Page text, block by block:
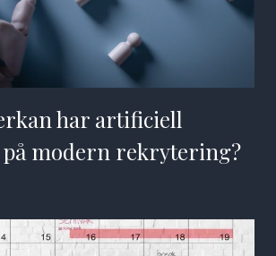
har artificiell
modern rekrytering?